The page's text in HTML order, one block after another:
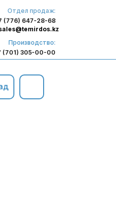
Отдел продаж:
(776) 647-28-68
Производство:
(701) 305-00-00